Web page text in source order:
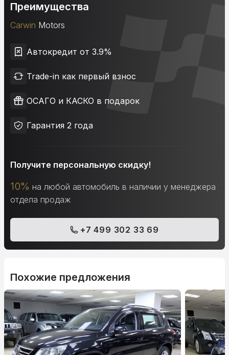
Преимущества
Carwin Motors
Автокредит от 3.9%
Trade-in как первый взнос
ОСАГО и КАСКО в подарок
Гарантия 2 года
Получите персональную скидку!
10% на любой автомобиль в наличии у менеджера
отдела продаж
+7 499 302 33 69
Похожие предложения